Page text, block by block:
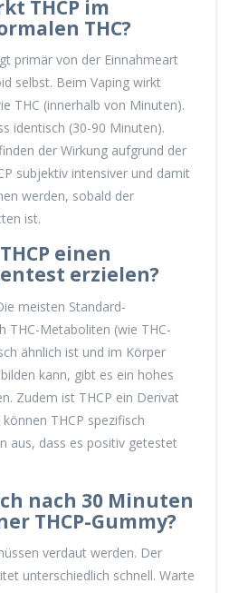
THCP im
THC?
primär von der Einnahmeart
selbst. Beim Vaping wirkt
THC (innerhalb von Minuten).
identisch (30-90 Minuten).
der Wirkung aufgrund der
subjektiv intensiver und damit
werden, sobald der
ist.
einen
erzielen?
meisten Standard-
THC-Metaboliten (wie THC-
ähnlich ist und im Körper
kann, gibt es ein hohes
Zudem ist THCP ein Derivat
THCP spezifisch
aus, dass es positiv getestet
nach 30 Minuten
THCP-Gummy?
verdaut werden. Der
unterschiedlich schnell. Warte